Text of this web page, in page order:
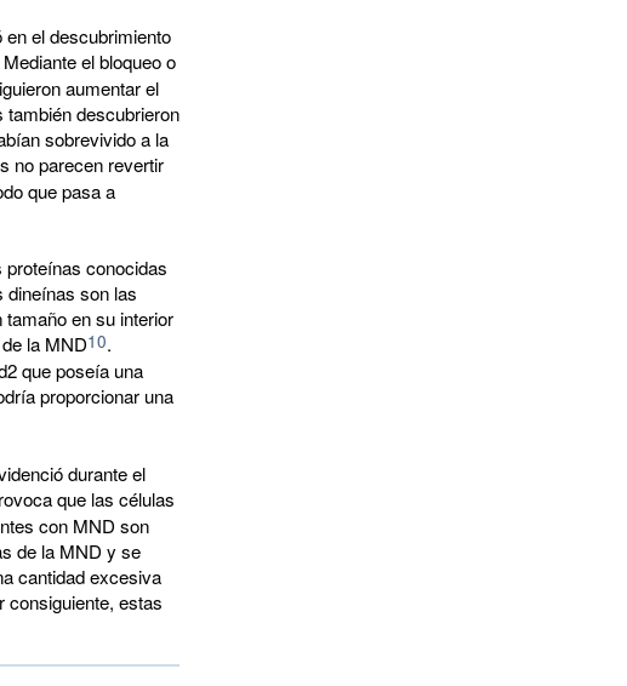
el descubrimiento
Mediante el bloqueo o
aumentar el
descubrieron
sobrevivido a la
no parecen revertir
que pasa a
proteínas conocidas
dineínas son las
en su interior
la MND10.
que poseía una
proporcionar una
durante el
que las células
con MND son
de la MND y se
cantidad excesiva
consiguiente, estas